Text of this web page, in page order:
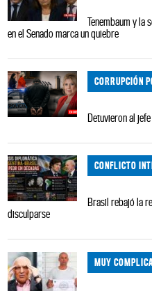
Tenembaum y la
en el Senado marca un quiebre
CORRUPCIÓN
Detuvieron al
CONFLICTO
Brasil rebajó la
disculparse
MUY